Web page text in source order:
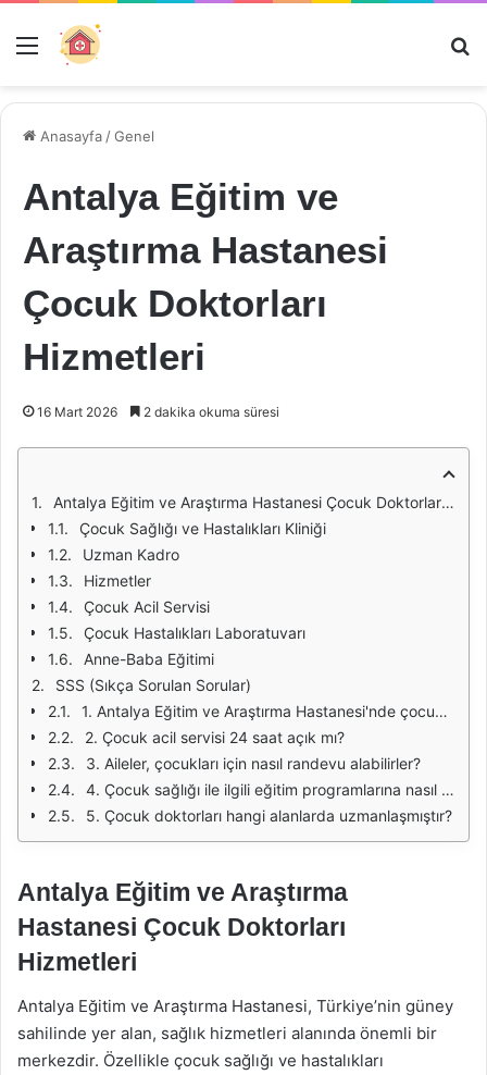
Menü
Anasayfa /Genel
Antalya Eğitim ve
Araştırma Hastanesi
Çocuk Doktorları
Hizmetleri
16 Mart 2026 2 dakika okuma süresi
Antalya Eğitim ve Araştırma Hastanesi Çocuk Doktorları Hizmetleri
Çocuk Sağlığı ve Hastalıkları Kliniği
Uzman Kadro
Hizmetler
Çocuk Acil Servisi
Çocuk Hastalıkları Laboratuvarı
Anne-Baba Eğitimi
SSS (Sıkça Sorulan Sorular)
1. Antalya Eğitim ve Araştırma Hastanesi'nde çocuklar için hangi sağlık hizmetleri sunulmaktadır?
2. Çocuk acil servisi 24 saat açık mı?
3. Aileler, çocukları için nasıl randevu alabilirler?
4. Çocuk sağlığı ile ilgili eğitim programlarına nasıl katılabilirim?
5. Çocuk doktorları hangi alanlarda uzmanlaşmıştır?
Antalya Eğitim ve Araştırma
Hastanesi Çocuk Doktorları
Hizmetleri
Antalya Eğitim ve Araştırma Hastanesi, Türkiye’nin güney
sahilinde yer alan, sağlık hizmetleri alanında önemli bir
merkezdir. Özellikle çocuk sağlığı ve hastalıkları